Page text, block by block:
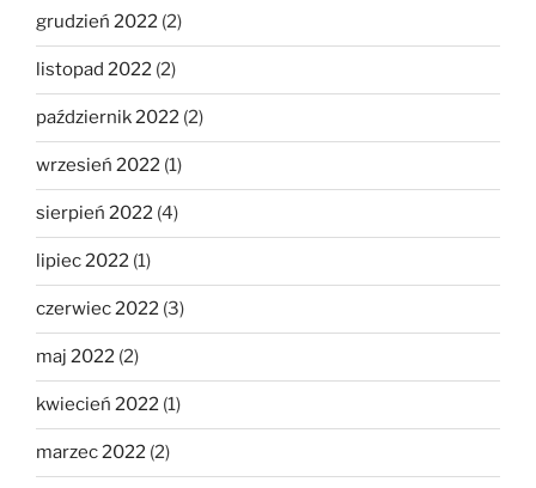
grudzień 2022 (2)
listopad 2022 (2)
październik 2022 (2)
wrzesień 2022 (1)
sierpień 2022 (4)
lipiec 2022 (1)
czerwiec 2022 (3)
maj 2022 (2)
kwiecień 2022 (1)
marzec 2022 (2)